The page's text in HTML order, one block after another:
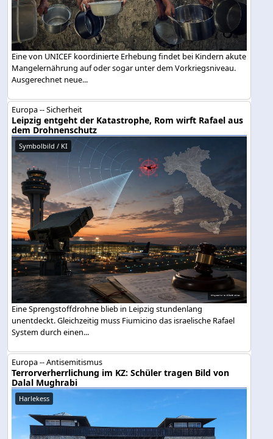
Eine von UNICEF koordinierte Erhebung findet bei Kindern akute
Mangelernährung auf oder sogar unter dem Vorkriegsniveau.
Ausgerechnet neue...
Europa -- Sicherheit
Leipzig entgeht der Katastrophe, Rom wirft Rafael aus
dem Drohnenschutz
Symbolbild / KI
Eine Sprengstoffdrohne blieb in Leipzig stundenlang
unentdeckt. Gleichzeitig muss Fiumicino das israelische Rafael
System durch einen...
Europa -- Antisemitismus
Terrorverherrlichung im KZ: Schüler tragen Bild von
Dalal Mughrabi
Harlekess